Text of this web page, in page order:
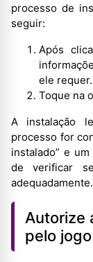
processo de
seguir:
Após
ele requer.
Toque na
A instalação
processo for
instalado” e
de verificar
adequadamente.
Autorize
pelo jogo